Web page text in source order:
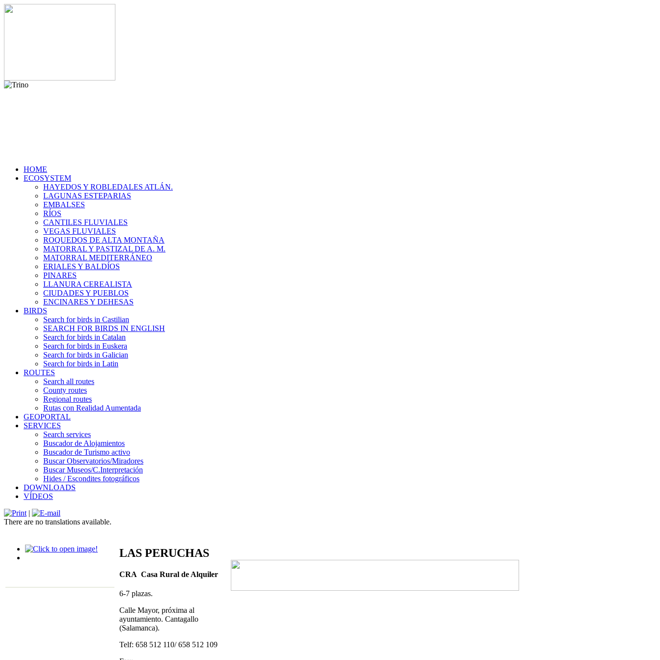
HOME
ECOSYSTEM
HAYEDOS Y ROBLEDALES ATLÁN.
LAGUNAS ESTEPARIAS
EMBALSES
RÍOS
CANTILES FLUVIALES
VEGAS FLUVIALES
ROQUEDOS DE ALTA MONTAÑA
MATORRAL Y PASTIZAL DE A. M.
MATORRAL MEDITERRÁNEO
ERIALES Y BALDÍOS
PINARES
LLANURA CEREALISTA
CIUDADES Y PUEBLOS
ENCINARES Y DEHESAS
BIRDS
Search for birds in Castilian
SEARCH FOR BIRDS IN ENGLISH
Search for birds in Catalan
Search for birds in Euskera
Search for birds in Galician
Search for birds in Latin
ROUTES
Search all routes
County routes
Regional routes
Rutas con Realidad Aumentada
GEOPORTAL
SERVICES
Search services
Buscador de Alojamientos
Buscador de Turismo activo
Buscar Observatorios/Miradores
Buscar Museos/C.Interpretación
Hides / Escondites fotográficos
DOWNLOADS
VÍDEOS
|
There are no translations available.
LAS PERUCHAS
CRA Casa Rural de Alquiler
6-7 plazas.
Calle Mayor, próxima al
ayuntamiento. Cantagallo
(Salamanca).
Telf: 658 512 110/ 658 512 109